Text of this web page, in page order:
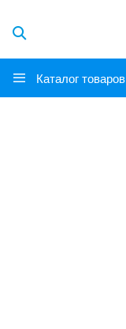
Каталог товаров